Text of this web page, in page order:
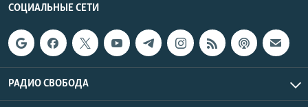
СОЦИАЛЬНЫЕ СЕТИ
РАДИО СВОБОДА